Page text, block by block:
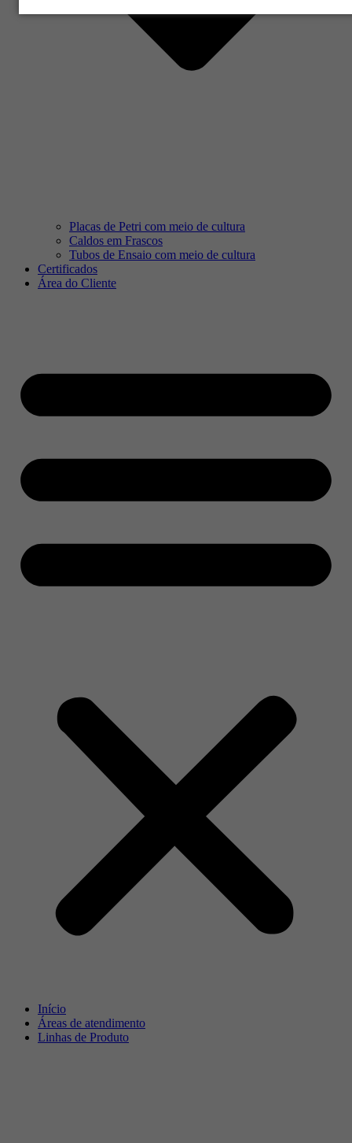
Placas de Petri com meio de cultura
Caldos em Frascos
Tubos de Ensaio com meio de cultura
Certificados
Área do Cliente
Início
Áreas de atendimento
Linhas de Produto